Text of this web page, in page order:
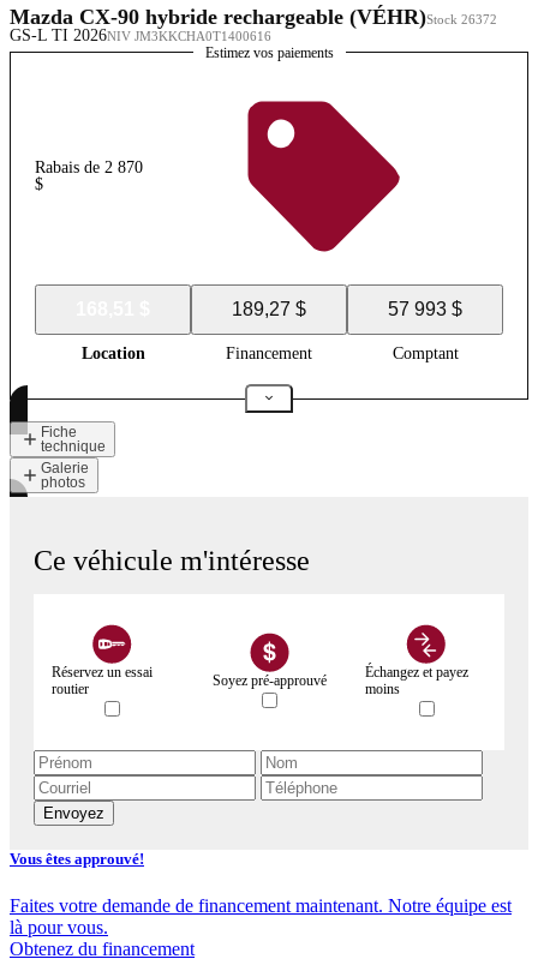
Mazda CX-90 hybride rechargeable (VÉHR)Stock 26372
GS-L TI 2026NIV JM3KKCHA0T1400616
Estimez vos paiements
Rabais de 2 870
$
189,27 $ 57 993 $
Location Financement Comptant
Fiche
technique
Galerie
photos
Ce véhicule m'intéresse
Réservez un essai
routier
Soyez pré-approuvé
Échangez et payez
moins
Envoyez
Vous êtes approuvé!
Faites votre demande de financement maintenant. Notre équipe est
là pour vous.
Obtenez du financement